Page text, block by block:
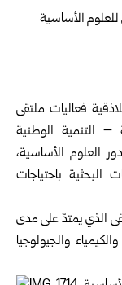
فعاليات ملتقى
– التنمية الوطنية
العلوم الأساسية،
البحثية باحتياجات
الذي يمتدّ على مدى
والجيولوجيا